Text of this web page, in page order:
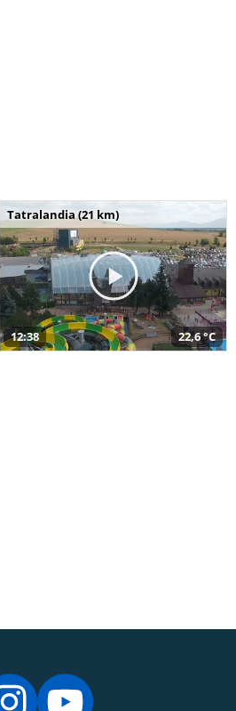
Tatralandia (21 km)
12:38 22,6 °C